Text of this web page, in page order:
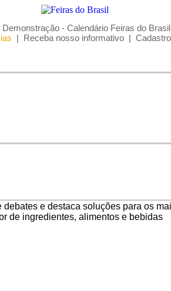
Demonstração - Calendário Feiras do
| Receba nosso informativo |